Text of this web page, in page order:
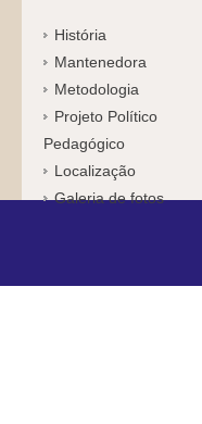
História
Mantenedora
Metodologia
Projeto Político
Pedagógico
Localização
Galeria de fotos